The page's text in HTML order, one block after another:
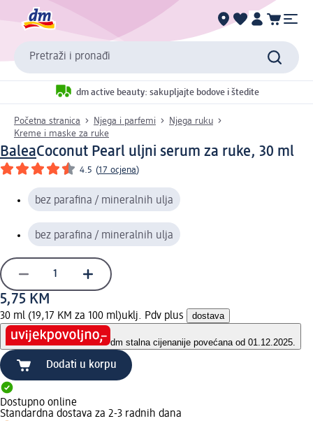
Pretraži i pronađi
dm active beauty: sakupljajte bodove i štedite
Početna stranica Njega i parfemi
Njega ruku
Kreme i maske za ruke
BaleaCoconut Pearl uljni serum za ruke, 30 ml
4.5 (17 ocjena)
bez parafina / mineralnih ulja
bez parafina / mineralnih ulja
5,75 KM
30 ml (19,17 KM za 100 ml)uklj. Pdv plus dostava
dm stalna cijenanije povećana od 01.12.2025.
Dodati u korpu
Dostupno online
Standardna dostava za 2-3 radnih dana